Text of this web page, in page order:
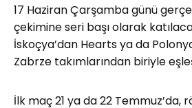
17 Haziran Çarşamba günü
çekimine seri başı olarak
İskoçya’dan Hearts ya da
Zabrze takımlarından biriyle
İlk maç 21 ya da 22 Temmuz’da,